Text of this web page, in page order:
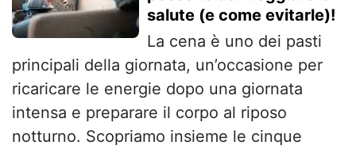
salute (e come evitarle)!
La cena è uno dei pasti
principali della giornata, un’occasione per
ricaricare le energie dopo una giornata
intensa e preparare il corpo al riposo
notturno. Scopriamo insieme le cinque